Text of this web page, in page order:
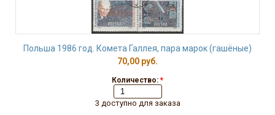
Польша 1986 год. Комета Галлея, пара марок (гашёные)
70,00 руб.
Количество: *
3 доступно для заказа